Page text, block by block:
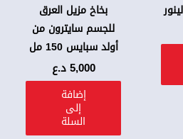
بخاخ مزيل العرق
للجسم سايترون من
أولد سبايس 150 مل
5,000د.ع
إضافة
إلى
السلة